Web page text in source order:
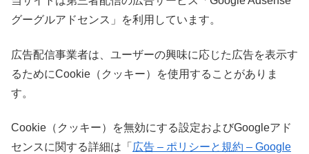
グーグルアドセンス」を利用しています。
広告配信事業者は、ユーザーの興味に応じた広告を表示す
るためにCookie（クッキー）を使用することがありま
す。
Cookie（クッキー）を無効にする設定およびGoogleアド
センスに関する詳細は「 広告 – ポリシーと規約 – Google